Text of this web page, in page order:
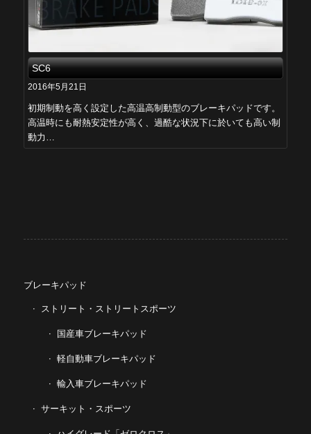
SC6
2016年5月21日
初期制動を高く設定した高温高制動型のブレーキパッドです。
高温時にも耐熱安定性が高く、過酷な状況下に於いても高い制
動力…
ブレーキパッド
ストリート・ストリートスポーツ
国産車ブレーキパッド
軽自動車ブレーキパッド
輸入車ブレーキパッド
サーキット・スポーツ